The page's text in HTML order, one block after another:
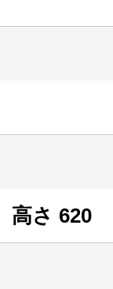
さ 620